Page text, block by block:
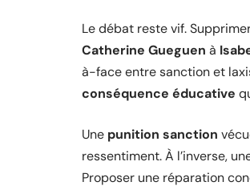
Le débat reste vif.
Catherine Gueguen à
à-face entre sanction et
conséquence éducative
Une punition sanction
ressentiment. À l’inverse,
Proposer une réparation